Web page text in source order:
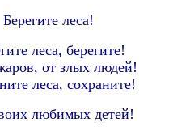
Берегите леса!
леса, берегите!
от злых людей!
леса, сохраните!
любимых детей!